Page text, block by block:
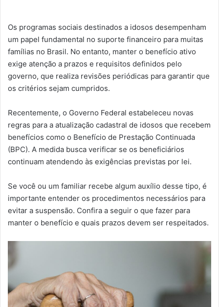
Os programas sociais destinados a idosos desempenham
um papel fundamental no suporte financeiro para muitas
famílias no Brasil. No entanto, manter o benefício ativo
exige atenção a prazos e requisitos definidos pelo
governo, que realiza revisões periódicas para garantir que
os critérios sejam cumpridos.
Recentemente, o Governo Federal estabeleceu novas
regras para a atualização cadastral de idosos que recebem
benefícios como o Benefício de Prestação Continuada
(BPC). A medida busca verificar se os beneficiários
continuam atendendo às exigências previstas por lei.
Se você ou um familiar recebe algum auxílio desse tipo, é
importante entender os procedimentos necessários para
evitar a suspensão. Confira a seguir o que fazer para
manter o benefício e quais prazos devem ser respeitados.